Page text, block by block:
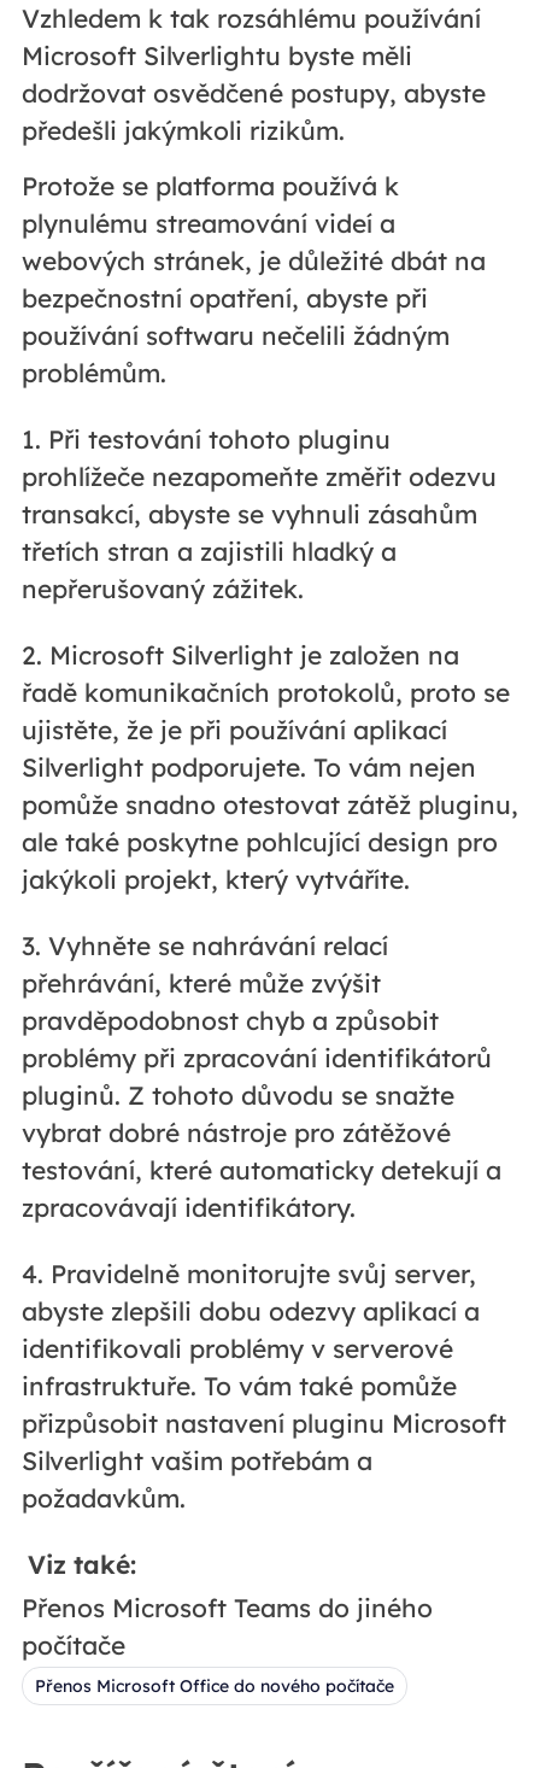
Vzhledem k tak rozsáhlému používání
Microsoft Silverlightu byste měli
dodržovat osvědčené postupy, abyste
předešli jakýmkoli rizikům.
Protože se platforma používá k
plynulému streamování videí a
webových stránek, je důležité dbát na
bezpečnostní opatření, abyste při
používání softwaru nečelili žádným
problémům.
1. Při testování tohoto pluginu
prohlížeče nezapomeňte změřit odezvu
transakcí, abyste se vyhnuli zásahům
třetích stran a zajistili hladký a
nepřerušovaný zážitek.
2. Microsoft Silverlight je založen na
řadě komunikačních protokolů, proto se
ujistěte, že je při používání aplikací
Silverlight podporujete. To vám nejen
pomůže snadno otestovat zátěž pluginu,
ale také poskytne pohlcující design pro
jakýkoli projekt, který vytváříte.
3. Vyhněte se nahrávání relací
přehrávání, které může zvýšit
pravděpodobnost chyb a způsobit
problémy při zpracování identifikátorů
pluginů. Z tohoto důvodu se snažte
vybrat dobré nástroje pro zátěžové
testování, které automaticky detekují a
zpracovávají identifikátory.
4. Pravidelně monitorujte svůj server,
abyste zlepšili dobu odezvy aplikací a
identifikovali problémy v serverové
infrastruktuře. To vám také pomůže
přizpůsobit nastavení pluginu Microsoft
Silverlight vašim potřebám a
požadavkům.
Viz také:
Přenos Microsoft Teams do jiného
počítače
Přenos Microsoft Office do nového počítače